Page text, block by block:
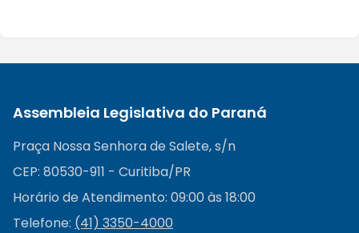
Assembleia Legislativa do Paraná
Praça Nossa Senhora de Salete, s/n
CEP: 80530-911 - Curitiba/PR
Horário de Atendimento: 09:00 às 18:00
Telefone: (41) 3350-4000